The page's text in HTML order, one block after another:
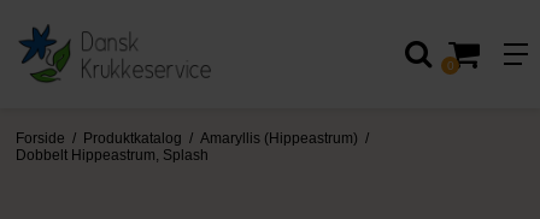
0
Forside / Produktkatalog / Amaryllis (Hippeastrum) /
Dobbelt Hippeastrum, Splash